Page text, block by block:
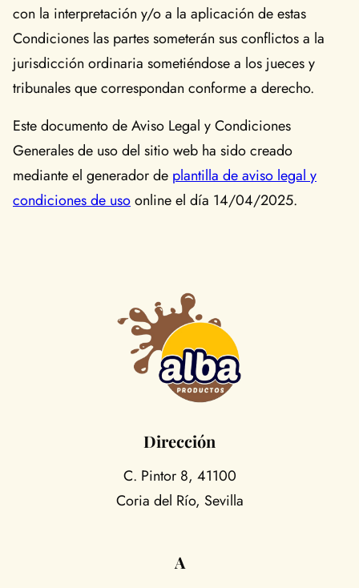
con la interpretación y/o a la aplicación de estas
Condiciones las partes someterán sus conflictos a la
jurisdicción ordinaria sometiéndose a los jueces y
tribunales que correspondan conforme a derecho.
Este documento de Aviso Legal y Condiciones
Generales de uso del sitio web ha sido creado
mediante el generador de plantilla de aviso legal y
condiciones de usoonline el día 14/04/2025.
Dirección
C. Pintor 8, 41100
Coria del Río, Sevilla
A